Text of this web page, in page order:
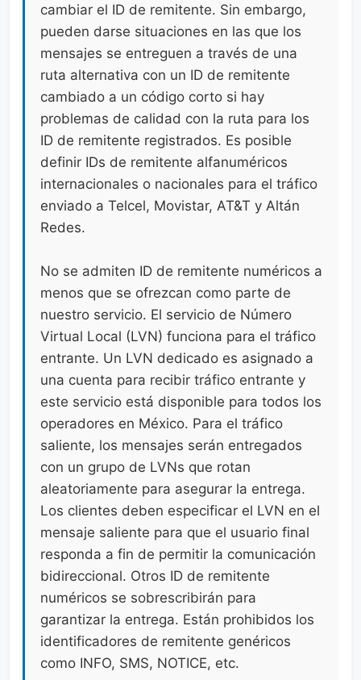
cambiar el ID de remitente. Sin embargo,
pueden darse situaciones en las que los
mensajes se entreguen a través de una
ruta alternativa con un ID de remitente
cambiado a un código corto si hay
problemas de calidad con la ruta para los
ID de remitente registrados. Es posible
definir IDs de remitente alfanuméricos
internacionales o nacionales para el tráfico
enviado a Telcel, Movistar, AT&T y Altán
Redes.
No se admiten ID de remitente numéricos a
menos que se ofrezcan como parte de
nuestro servicio. El servicio de Número
Virtual Local (LVN) funciona para el tráfico
entrante. Un LVN dedicado es asignado a
una cuenta para recibir tráfico entrante y
este servicio está disponible para todos los
operadores en México. Para el tráfico
saliente, los mensajes serán entregados
con un grupo de LVNs que rotan
aleatoriamente para asegurar la entrega.
Los clientes deben especificar el LVN en el
mensaje saliente para que el usuario final
responda a fin de permitir la comunicación
bidireccional. Otros ID de remitente
numéricos se sobrescribirán para
garantizar la entrega. Están prohibidos los
identificadores de remitente genéricos
como INFO, SMS, NOTICE, etc.